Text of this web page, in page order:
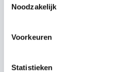
Noodzakelijk
Voorkeuren
Statistieken
Gratis
7556 NA Hengelo